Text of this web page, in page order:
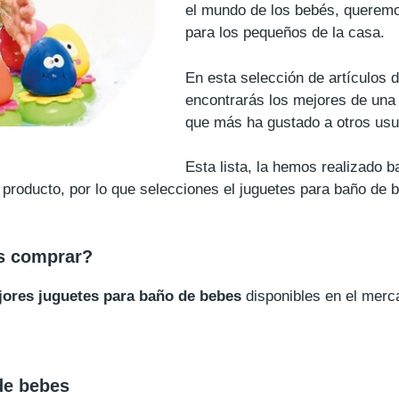
el mundo de los bebés,
para los pequeños de la casa.
En esta selección de artículos
encontrarás los mejores de
que más ha gustado a otros
Esta lista, la hemos realizado
por lo que selecciones el juguetes para baño de
comprar?
juguetes para baño de bebes disponibles en el
bebes